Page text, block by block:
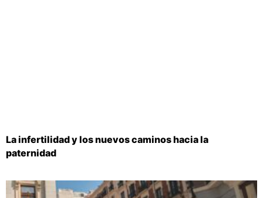
La infertilidad y los nuevos caminos hacia la
paternidad